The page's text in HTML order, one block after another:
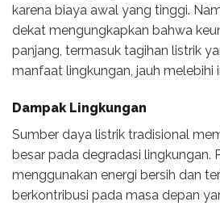
karena biaya awal yang tinggi.
dekat mengungkapkan bahwa
panjang, termasuk tagihan listrik
manfaat lingkungan, jauh melebihi
Dampak Lingkungan
Sumber daya listrik tradisional
besar pada degradasi lingkungan.
menggunakan energi bersih dan
berkontribusi pada masa depan